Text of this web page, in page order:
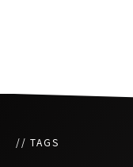
// TAGS